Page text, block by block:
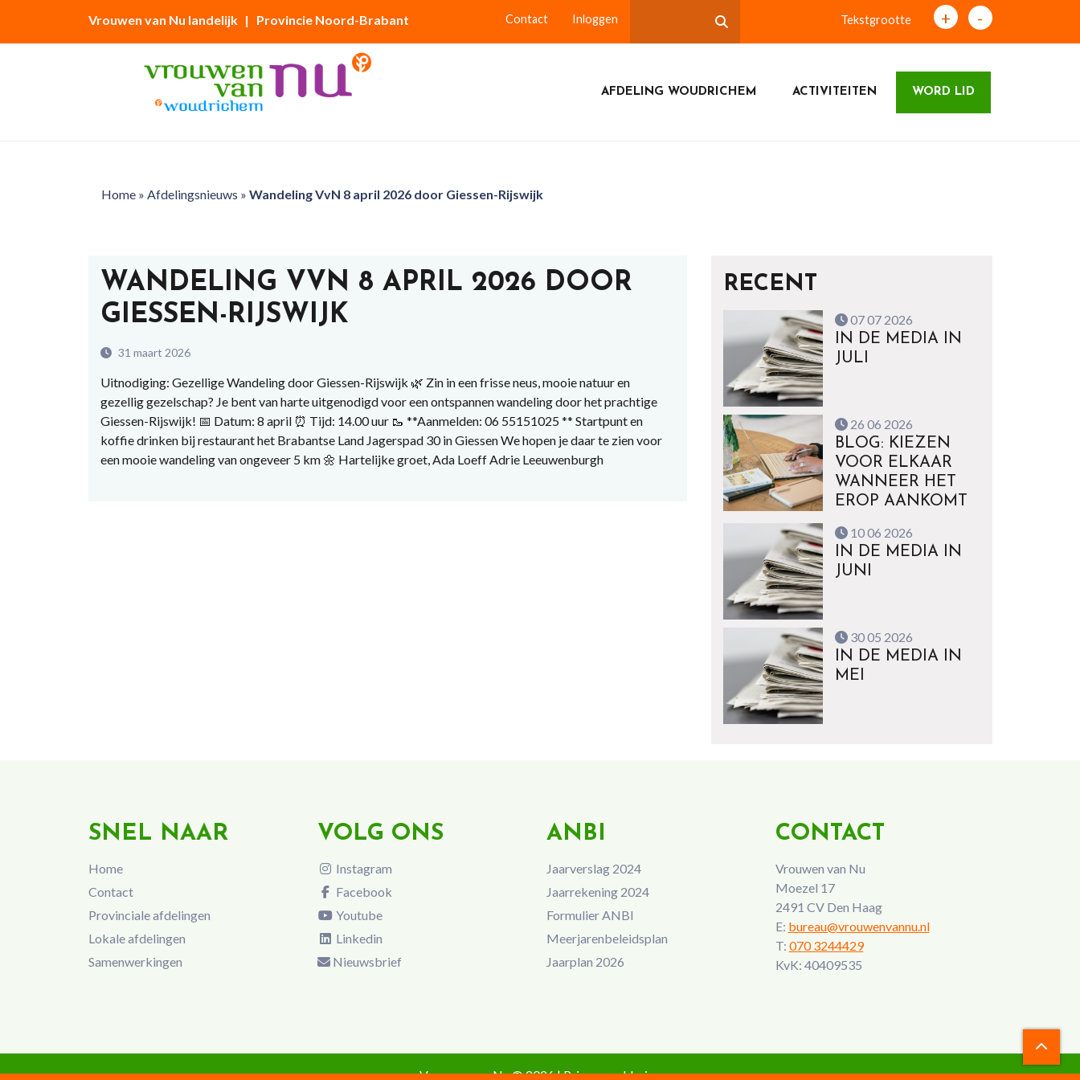
Vrouwen van Nu landelijk | Provincie Noord-Brabant Contact Inloggen Tekstgrootte + -
AFDELING WOUDRICHEM ACTIVITEITEN WORD LID
Home» Afdelingsnieuws » Wandeling VvN 8 april 2026 door Giessen-Rijswijk
WANDELING VVN 8 APRIL 2026 DOOR
GIESSEN-RIJSWIJK
31 maart 2026
Uitnodiging: Gezellige Wandeling door Giessen-Rijswijk 🌿 Zin in een frisse neus, mooie natuur en
gezellig gezelschap? Je bent van harte uitgenodigd voor een ontspannen wandeling door het prachtige
Giessen-Rijswijk! 📅 Datum: 8 april ⏰ Tijd: 14.00 uur 🥾 **Aanmelden: 06 55151025 ** Startpunt en
koffie drinken bij restaurant het Brabantse Land Jagerspad 30 in Giessen We hopen je daar te zien voor
een mooie wandeling van ongeveer 5 km 🌼 Hartelijke groet, Ada Loeff Adrie Leeuwenburgh
RECENT
07 07 2026
IN DE MEDIA IN
JULI
26 06 2026
BLOG: KIEZEN
VOOR ELKAAR
WANNEER HET
EROP AANKOMT
10 06 2026
IN DE MEDIA IN
JUNI
30 05 2026
IN DE MEDIA IN
MEI
SNEL NAAR
Home
Contact
Provinciale afdelingen
Lokale afdelingen
Samenwerkingen
VOLG ONS
Instagram
Facebook
Youtube
Linkedin
Nieuwsbrief
ANBI
Jaarverslag 2024
Jaarrekening 2024
Formulier ANBI
Meerjarenbeleidsplan
Jaarplan 2026
CONTACT
Vrouwen van Nu
Moezel 17
2491 CV Den Haag
E: bureau@vrouwenvannu.nl
T: 070 3244429
KvK: 40409535
Vrouwen van Nu © 2026 |Privacyverklaring